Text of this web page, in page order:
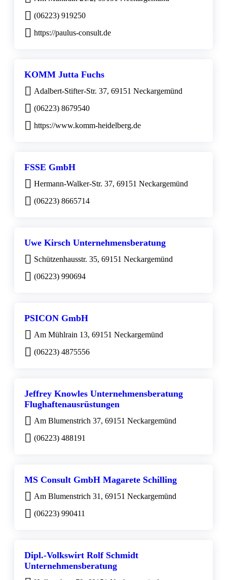
(06223) 919250
https://paulus-consult.de
KOMM Jutta Fuchs
Adalbert-Stifter-Str. 37, 69151 Neckargemünd
(06223) 8679540
https://www.komm-heidelberg.de
FSSE GmbH
Hermann-Walker-Str. 37, 69151 Neckargemünd
(06223) 8665714
Uwe Kirsch Unternehmensberatung
Schützenhausstr. 35, 69151 Neckargemünd
(06223) 990694
PSICON GmbH
Am Mühlrain 13, 69151 Neckargemünd
(06223) 4875556
Jeffrey Knowles Unternehmensberatung
Flughaftenausrüstungen
Am Blumenstrich 37, 69151 Neckargemünd
(06223) 488191
MS Consult GmbH Magarete Schilling
Am Blumenstrich 31, 69151 Neckargemünd
(06223) 990411
Dipl.-Volkswirt Rolf Schmidt
Unternehmensberatung